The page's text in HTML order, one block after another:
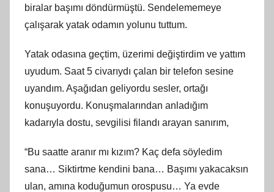
biralar başımı döndürmüştü. Sendelememeye
çalışarak yatak odamın yolunu tuttum.
Yatak odasına geçtim, üzerimi değiştirdim ve yattım
uyudum. Saat 5 civarıydı çalan bir telefon sesine
uyandım. Aşağıdan geliyordu sesler, ortağı
konuşuyordu. Konuşmalarından anladığım
kadarıyla dostu, sevgilisi filandı arayan sanırım,
“Bu saatte aranır mı kızım? Kaç defa söyledim
sana… Siktirtme kendini bana… Başımı yakacaksın
ulan, amına koduğumun orospusu… Ya evde